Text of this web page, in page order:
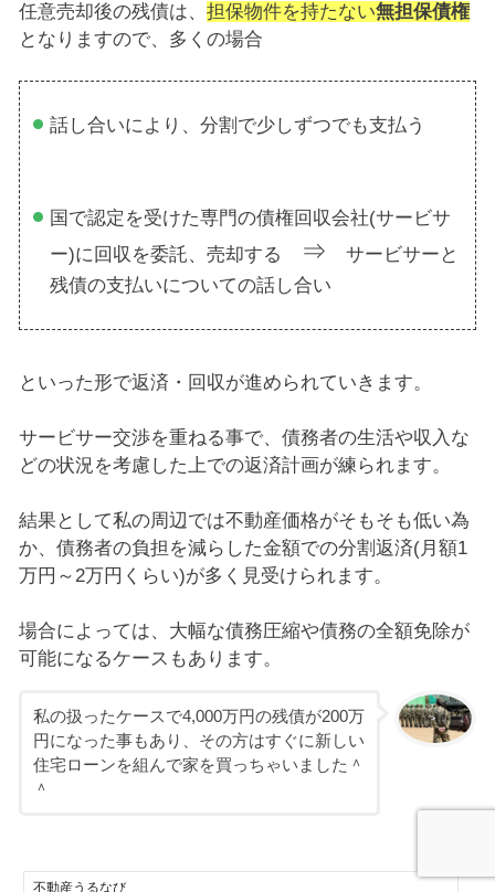
任意売却後の残債は、 担保物件を持たない無担保債権
となりますので、多くの場合
話し合いにより、分割で少しずつでも支払う
国で認定を受けた専門の債権回収会社(サービサ
ー)に回収を委託、売却する
⇒ サービサーと
残債の支払いについての話し合い
といった形で返済・回収が進められていきます。
サービサー交渉を重ねる事で、債務者の生活や収入な
どの状況を考慮した上での返済計画が練られます。
結果として私の周辺では不動産価格がそもそも低い為
か、債務者の負担を減らした金額での分割返済(月額1
万円～2万円くらい)が多く見受けられます。
場合によっては、大幅な債務圧縮や債務の全額免除が
可能になるケースもあります。
私の扱ったケースで4,000万円の残債が200万
円になった事もあり、その方はすぐに新しい
住宅ローンを組んで家を買っちゃいました＾
＾
不動産うるなび